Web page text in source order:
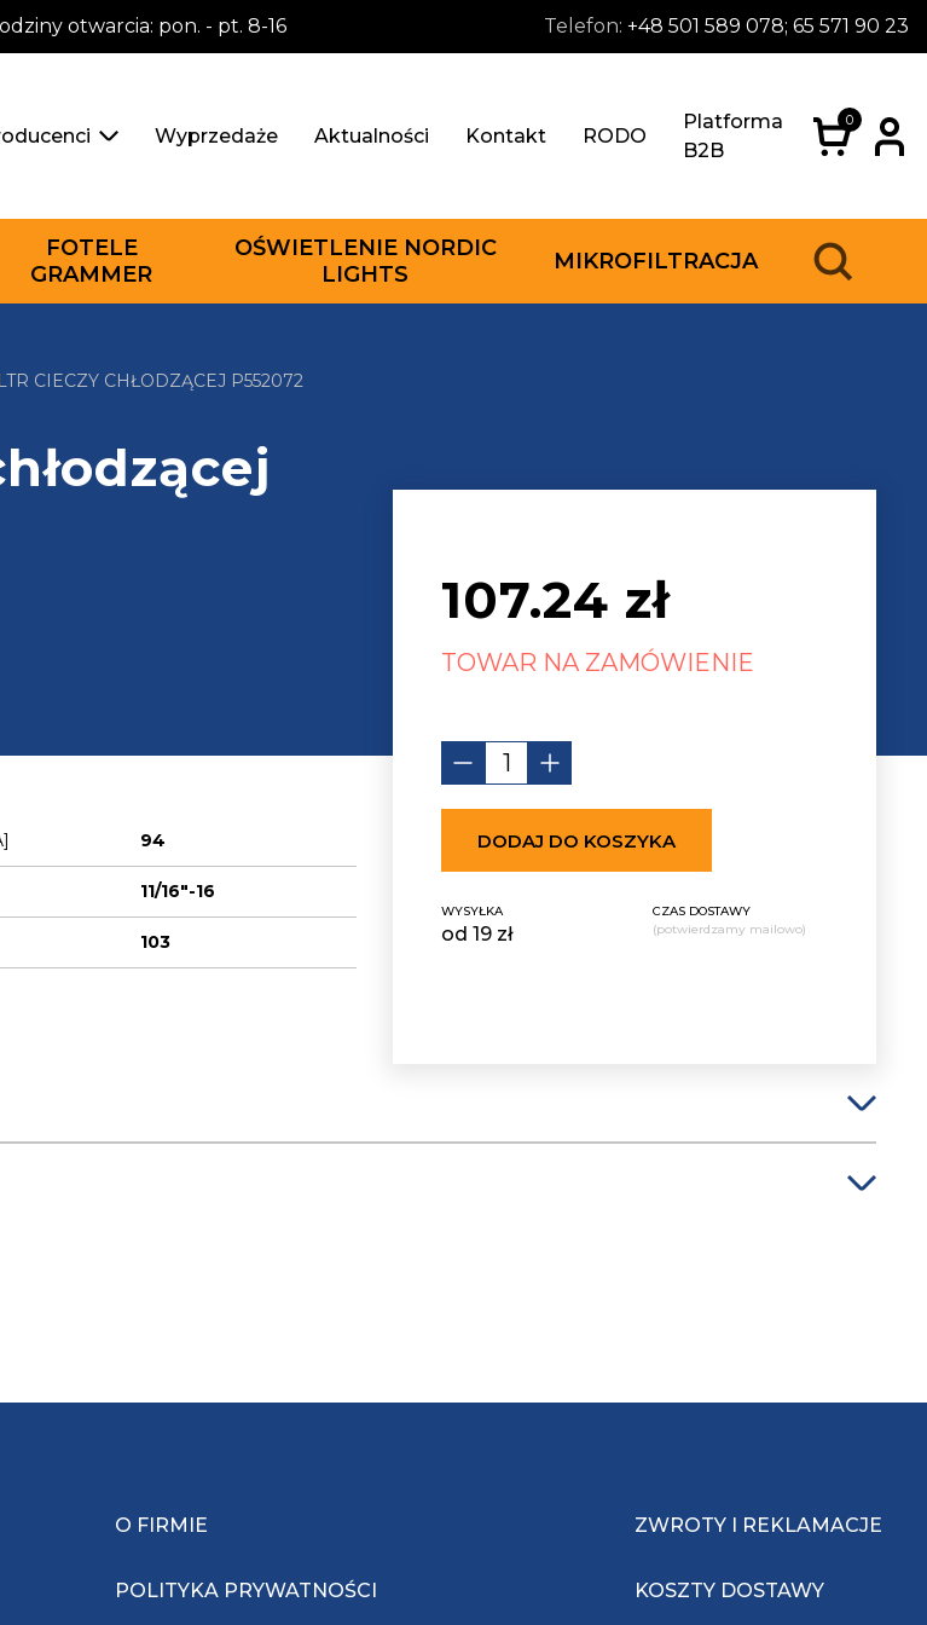
otwarcia: pon. - pt. 8-16 Telefon: +48 501 589 078; 65 571 90 23
Wyprzedaże Aktualności Kontakt RODO
Platforma
B2B
0
FOTELE
GRAMMER
OŚWIETLENIE NORDIC
LIGHTS
MIKROFILTRACJA
CIECZY CHŁODZĄCEJ P552072
94
11/16"-16
103
107.24 zł
TOWAR NA ZAMÓWIENIE
DODAJ DO KOSZYKA
WYSYŁKA
od 19 zł
CZAS DOSTAWY
(potwierdzamy mailowo)
O FIRMIE
POLITYKA PRYWATNOŚCI
ZWROTY I REKLAMACJE
KOSZTY DOSTAWY